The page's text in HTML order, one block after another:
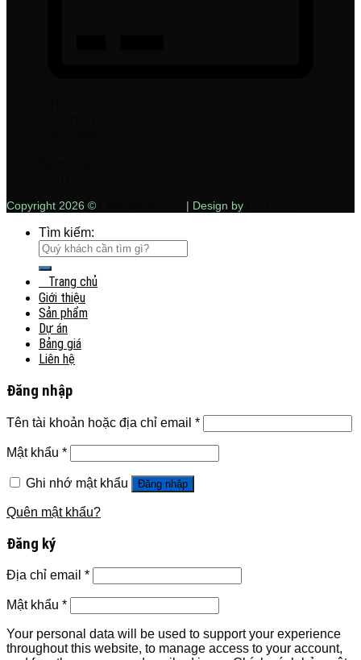
Copyright 2026 © | Design by
Tìm kiếm:
Trang chủ
Giới thiệu
Sản phẩm
Dự án
Bảng giá
Liên hệ
Đăng nhập
Tên tài khoản hoặc địa chỉ email *
Mật khẩu *
Ghi nhớ mật khẩu Đăng nhập
Quên mật khẩu?
Đăng ký
Địa chỉ email *
Mật khẩu *
Your personal data will be used to support your experience
throughout this website, to manage access to your account,